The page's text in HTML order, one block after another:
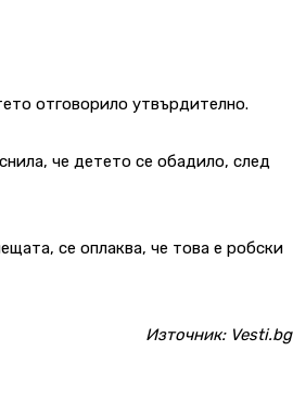
отговорило утвърдително.
че детето се обадило, след
се оплаква, че това е робски
Източник: Vesti.bg